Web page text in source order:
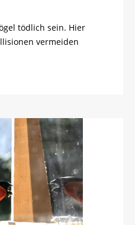
tödlich sein. Hier
vermeiden